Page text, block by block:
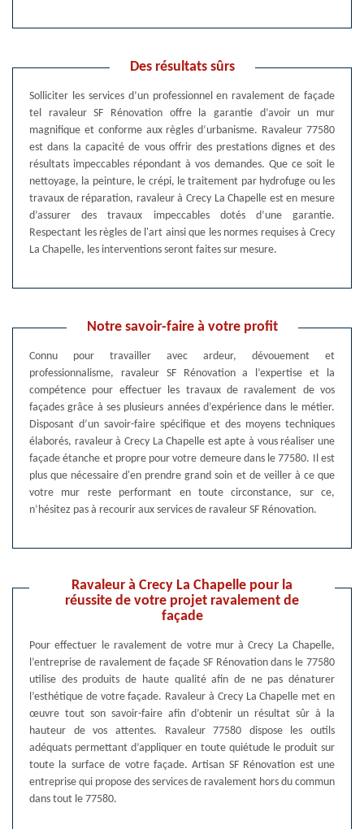
Des résultats sûrs
Solliciter les services d’un professionnel en ravalement de façade
tel ravaleur SF Rénovation offre la garantie d’avoir un mur
magnifique et conforme aux règles d’urbanisme. Ravaleur 77580
est dans la capacité de vous offrir des prestations dignes et des
résultats impeccables répondant à vos demandes. Que ce soit le
nettoyage, la peinture, le crépi, le traitement par hydrofuge ou les
travaux de réparation, ravaleur à Crecy La Chapelle est en mesure
d’assurer des travaux impeccables dotés d’une garantie.
Respectant les règles de l'art ainsi que les normes requises à Crecy
La Chapelle, les interventions seront faites sur mesure.
Notre savoir-faire à votre profit
Connu pour travailler avec ardeur, dévouement et
professionnalisme, ravaleur SF Rénovation a l’expertise et la
compétence pour effectuer les travaux de ravalement de vos
façades grâce à ses plusieurs années d’expérience dans le métier.
Disposant d’un savoir-faire spécifique et des moyens techniques
élaborés, ravaleur à Crecy La Chapelle est apte à vous réaliser une
façade étanche et propre pour votre demeure dans le 77580. Il est
plus que nécessaire d'en prendre grand soin et de veiller à ce que
votre mur reste performant en toute circonstance, sur ce,
n’hésitez pas à recourir aux services de ravaleur SF Rénovation.
Ravaleur à Crecy La Chapelle pour la
réussite de votre projet ravalement de
façade
Pour effectuer le ravalement de votre mur à Crecy La Chapelle,
l’entreprise de ravalement de façade SF Rénovation dans le 77580
utilise des produits de haute qualité afin de ne pas dénaturer
l’esthétique de votre façade. Ravaleur à Crecy La Chapelle met en
œuvre tout son savoir-faire afin d’obtenir un résultat sûr à la
hauteur de vos attentes. Ravaleur 77580 dispose les outils
adéquats permettant d’appliquer en toute quiétude le produit sur
toute la surface de votre façade. Artisan SF Rénovation est une
entreprise qui propose des services de ravalement hors du commun
dans tout le 77580.